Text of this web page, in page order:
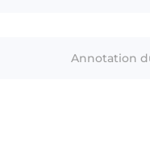
Annotation